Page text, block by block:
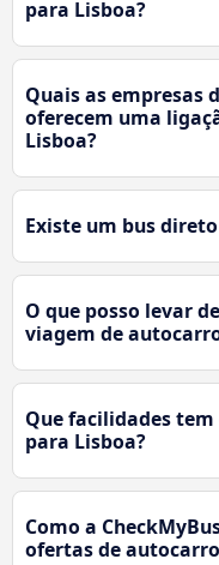
para Lisboa?
Quais as empresas
oferecem uma
Lisboa?
Existe um bus
O que posso levar
viagem de
Que facilidades
para Lisboa?
Como a
ofertas de